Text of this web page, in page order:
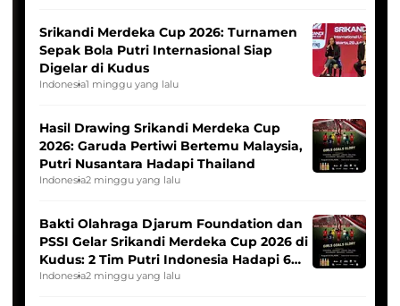
Srikandi Merdeka Cup 2026: Turnamen
Sepak Bola Putri Internasional Siap
Digelar di Kudus
Indonesia1 minggu yang lalu
Hasil Drawing Srikandi Merdeka Cup
2026: Garuda Pertiwi Bertemu Malaysia,
Putri Nusantara Hadapi Thailand
Indonesia2 minggu yang lalu
Bakti Olahraga Djarum Foundation dan
PSSI Gelar Srikandi Merdeka Cup 2026 di
Kudus: 2 Tim Putri Indonesia Hadapi 6
Tim Asia
Indonesia2 minggu yang lalu